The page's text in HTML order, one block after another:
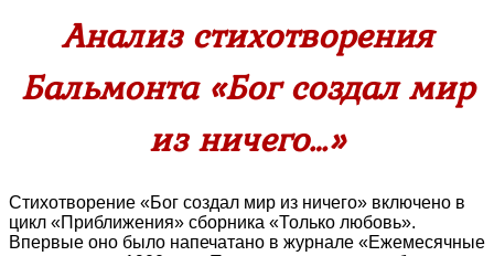
Анализ стихотворения
Бальмонта «Бог создал мир
из ничего…»
Стихотворение «Бог создал мир из ничего» включено в
цикл «Приближения» сборника «Только любовь».
Впервые оно было напечатано в журнале «Ежемесячные